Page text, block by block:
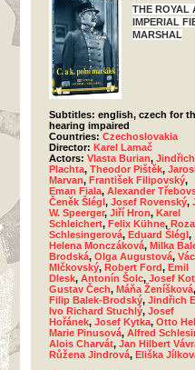
THE ROYAL
IMPERIAL
MARSHAL
Subtitles: english, czech for
hearing impaired
Countries: Czechoslovakia
Director: Karel Lamač
Actors: Vlasta Burian, Jindřich
Plachta, Theodor Pištěk,
Marvan, František Filipovský,
Eman Fiala, Alexander
Čeněk Šlégl, Josef Rovenský,
W. Speerger, Jiří Hron, Karel
Schleichert, Felix Kühne, Roza
Schlesingerová, Eduard Šlégl,
Helena Monczáková, Milka
Brodská, Olga Augustová,
Mlčkovský, Robert Ford, Emil
Dlesk, Antonín Šolc, Josef
Gustav Čech, Máňa Ženíšková,
Filip Balek-Brodský, Jindřich
Ivo Richard Stuchlý, Josef
Hořánek, Josef Kytka, Otto
Marie Pinusová, Alfred
Alois Charvát, Jan Hilbert
Růžena Jindrová, Eliška